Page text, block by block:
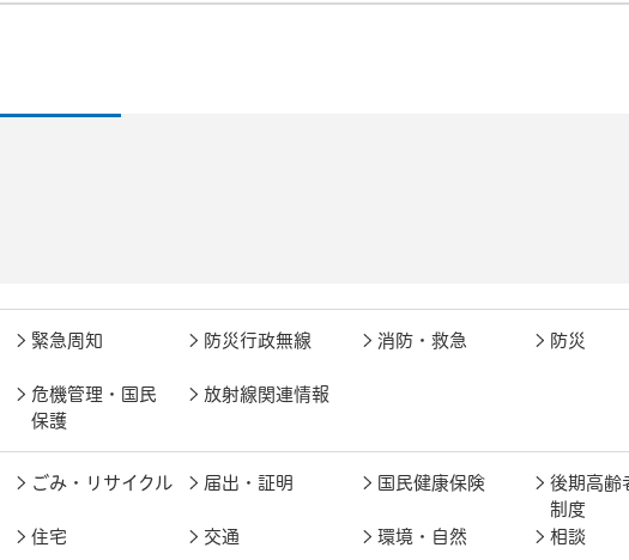
緊急周知 防災行政無線 消防・救急 防災
危機管理・国民
保護
放射線関連情報
ごみ・リサイクル 届出・証明 国民健康保険
後期高齢
制度
住宅 交通 環境・自然 相談